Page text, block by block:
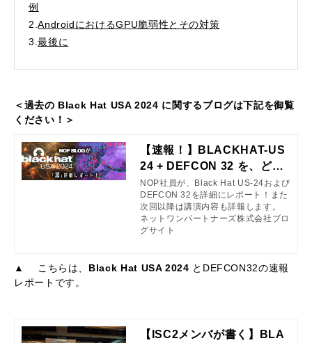
例
2.AndroidにおけるGPU脆弱性とその対策
3.最後に
＜過去の Black Hat USA 2024 に関するブログは下記を御覧
ください！＞
【速報！】BLACKHAT-US
24 + DEFCON 32 を、どこ
よりも「深く」レポート！
＜第１弾＞
NOP社員が、Black Hat US-24および
DEFCON 32を詳細にレポート！また
次回以降は講演内容も詳報します。
ネットワンパートナーズ株式会社ブロ
グサイト
▲ こちらは、 Black Hat USA 2024 とDEFCON32の速報
レポートです。
【ISC2メンバが書く】BLA